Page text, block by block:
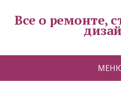
Все о ремонте,